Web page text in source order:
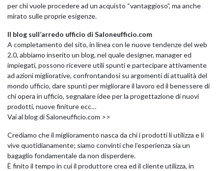
TWIST –
per chi vuole procedere ad un acquisto “vantaggioso”, ma anche
mirato sulle proprie esigenze.
Il blog sull’arredo ufficio di Saloneufficio.com
A completamento del sito, in linea con le nuove tendenze del web
2.0, abbiamo inserito un blog, nel quale designer, manager ed
impiegati, possono ricevere utili spunti e partecipare attivamente
ad azioni migliorative, confrontandosi su argomenti di attualità del
mondo ufficio, dare spunti per migliorare il lavoro ed il benessere di
chi opera in ufficio, segnalare idee per la progettazione di nuovi
prodotti, nuove finiture ecc…
Vai al blog di Saloneufficio.com >>
Crediamo che il miglioramento nasca da chi i prodotti li utilizza e li
vive quotidianamente; siamo convinti che l’esperienza sia un
bagaglio fondamentale da non disperdere.
È finito il tempo in cui il produttore crea ed il cliente utilizza, in